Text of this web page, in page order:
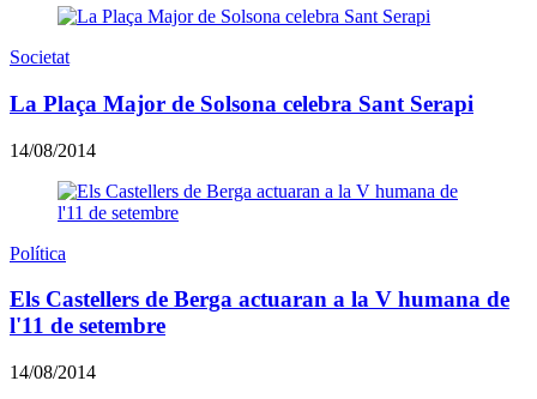
Societat
La Plaça Major de Solsona celebra Sant Serapi
14/08/2014
Política
Els Castellers de Berga actuaran a la V humana de
l'11 de setembre
14/08/2014